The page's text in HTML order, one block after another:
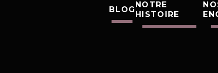
BLOG
NOTRE
HISTOIRE